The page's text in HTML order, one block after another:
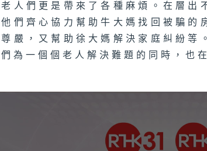
老人們更是帶來了各種麻煩。在層出
他們齊心協力幫助牛大媽找回被騙的
尊嚴，又幫助徐大媽解決家庭糾紛等
們為一個個老人解決難題的同時，也